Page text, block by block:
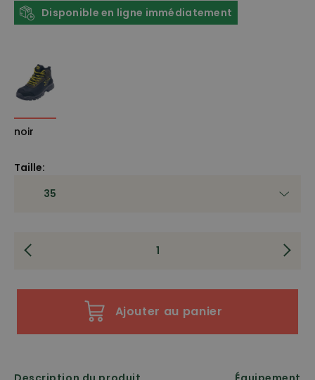
Disponible en ligne immédiatement
noir
Taille:
Ajouter au panier